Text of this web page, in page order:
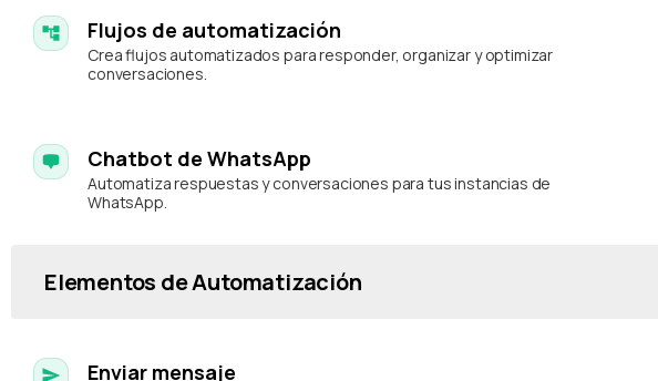
Flujos de automatización
Crea flujos automatizados para responder, organizar y optimizar
conversaciones.
Chatbot de WhatsApp
Automatiza respuestas y conversaciones para tus instancias de
WhatsApp.
Elementos de Automatización
Enviar mensaje